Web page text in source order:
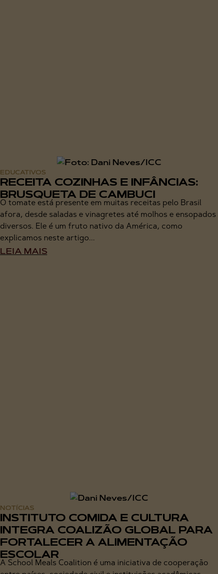
EDUCATIVOS
RECEITA COZINHAS E INFÂNCIAS:
BRUSQUETA DE CAMBUCI
O tomate está presente em muitas receitas pelo Brasil
afora, desde saladas e vinagretes até molhos e ensopados
diversos. Ele é um fruto nativo da América, como
explicamos neste artigo...
LEIA MAIS
NOTÍCIAS
INSTITUTO COMIDA E CULTURA
INTEGRA COALIZÃO GLOBAL PARA
FORTALECER A ALIMENTAÇÃO
ESCOLAR
A School Meals Coalition é uma iniciativa de cooperação